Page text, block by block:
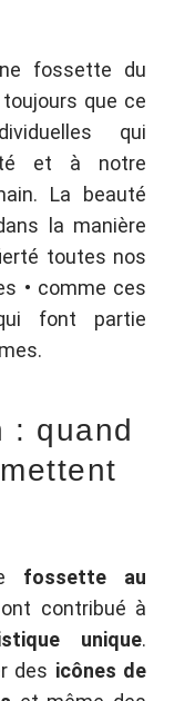
fossette du
que ce
qui
et à notre
La beauté
la manière
toutes nos
• comme ces
font partie
: quand
fossette au
contribué à
unique.
des icônes de